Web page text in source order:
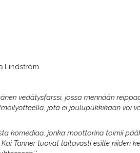
Lindström.
vedätysfarssi, jossa mennään
jota ei joulupukkikaan voi
komediaa, jonka moottorina toimii
Tanner tuovat taitavasti esille niiden